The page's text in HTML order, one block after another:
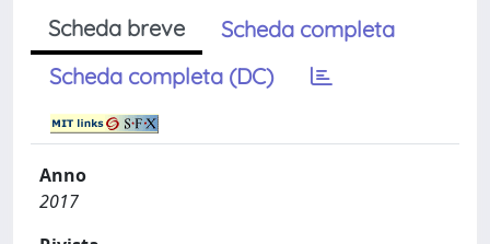
Scheda breve
Scheda completa
Scheda completa (DC)
Anno
2017